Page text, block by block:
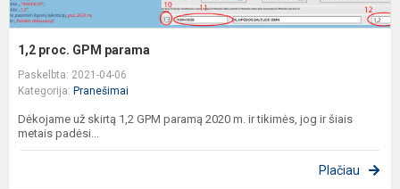
1,2 proc. GPM parama
Paskelbta: 2021-04-06
Kategorija: Pranešimai
Dėkojame už skirtą 1,2 GPM paramą 2020 m. ir tikimės, jog ir šiais
metais padėsi...
Plačiau